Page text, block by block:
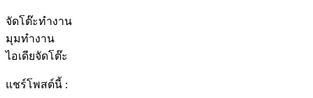
จัดโต๊ะทำงาน
มุมทำงาน
ไอเดียจัดโต๊ะ
แชร์โพสต์นี้ :